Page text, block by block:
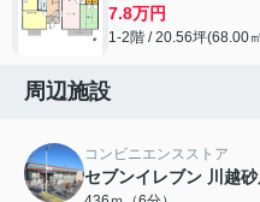
7.8万円
1-2階 / 20.56坪(68.00
周辺施設
コンビニエンスストア
セブンイレブン 川越